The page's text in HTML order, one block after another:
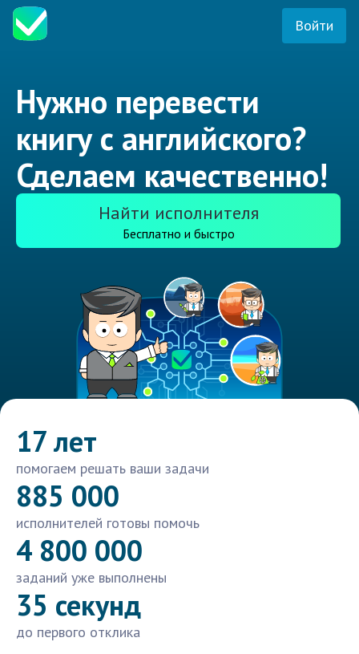
Войти
Нужно перевести
книгу с английского?
Сделаем качественно!
Найти исполнителя
Бесплатно и быстро
17 лет
помогаем решать ваши задачи
885 000
исполнителей готовы помочь
4 800 000
заданий уже выполнены
35 секунд
до первого отклика